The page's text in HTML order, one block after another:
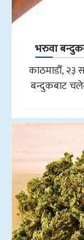
भरुवा
काठमाडौँ, २३
बन्दुकबाट